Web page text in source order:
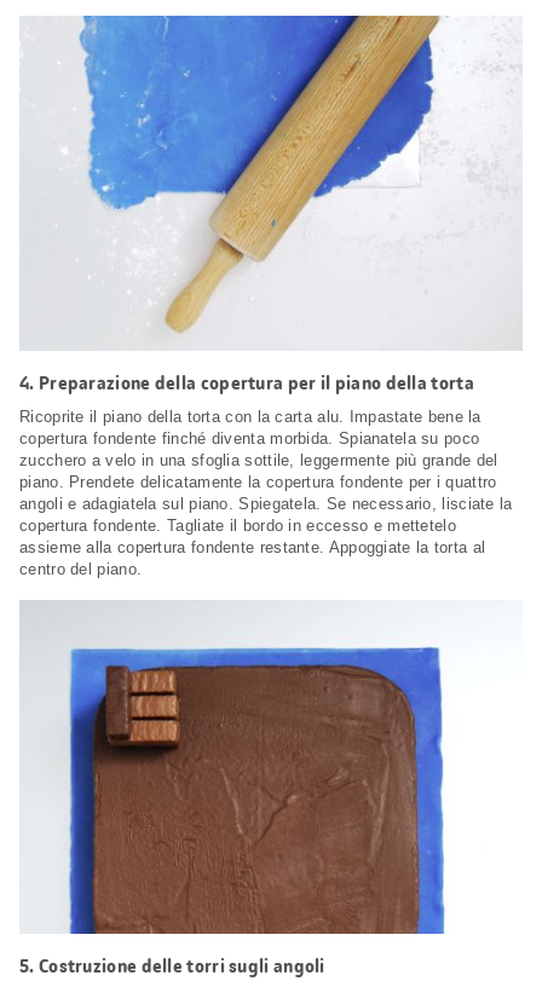
4. Preparazione della copertura per il piano della torta
Ricoprite il piano della torta con la carta alu. Impastate bene la
copertura fondente finché diventa morbida. Spianatela su poco
zucchero a velo in una sfoglia sottile, leggermente più grande del
piano. Prendete delicatamente la copertura fondente per i quattro
angoli e adagiatela sul piano. Spiegatela. Se necessario, lisciate la
copertura fondente. Tagliate il bordo in eccesso e mettetelo
assieme alla copertura fondente restante. Appoggiate la torta al
centro del piano.
5.Costruzione delle torri sugli angoli